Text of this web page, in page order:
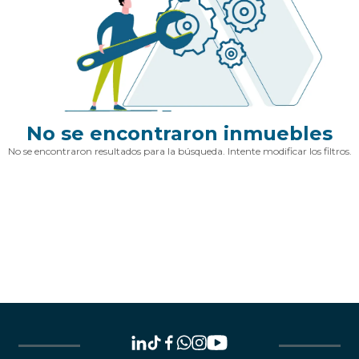
No se encontraron inmuebles
No se encontraron resultados para la búsqueda. Intente modificar los filtros.